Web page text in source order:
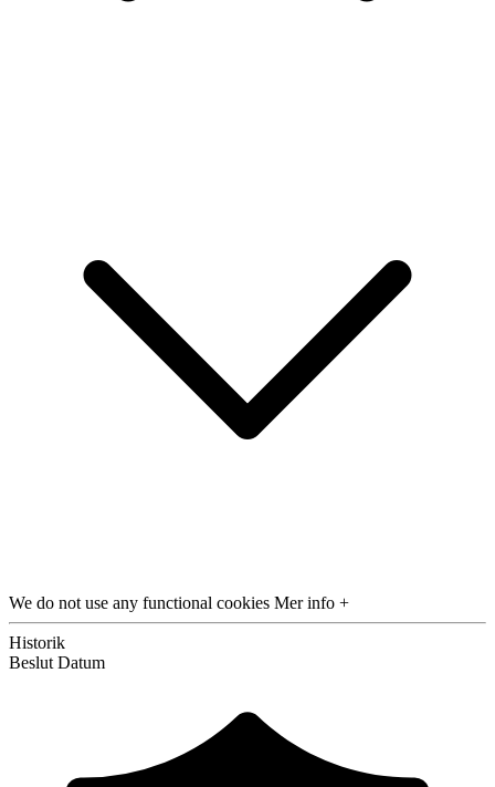
We do not use any functional cookies Mer info +
Historik
Beslut Datum